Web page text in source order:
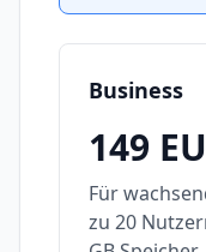
Business
149
Für
zu 20